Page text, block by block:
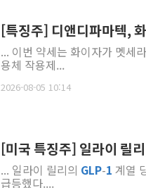
[특징주] 디앤디파마텍,
... 이번 약세는 화이자가 멧세
용체 작용제...
2026-08-05 10:14
[미국 특징주] 일라이 릴
... 일라이 릴리의 GLP-1 계열
급등했다....